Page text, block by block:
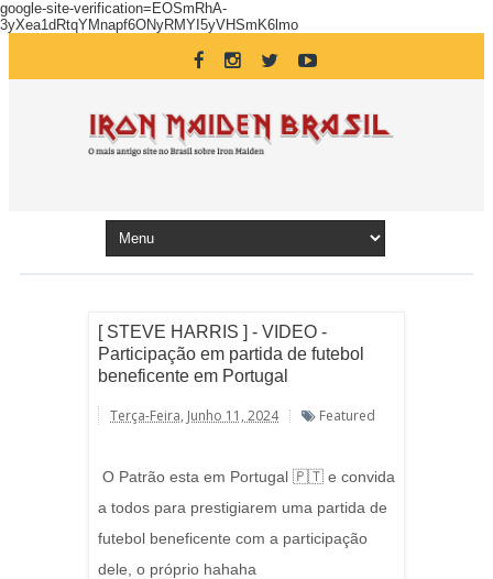
google-site-verification=EOSmRhA-
3yXea1dRtqYMnapf6ONyRMYI5yVHSmK6lmo
[ STEVE HARRIS ] - VIDEO -
Participação em partida de futebol
beneficente em Portugal
Terça-Feira, Junho 11, 2024 Featured
O Patrão esta em Portugal 🇵🇹 e convida
a todos para prestigiarem uma partida de
futebol beneficente com a participação
dele, o próprio hahaha